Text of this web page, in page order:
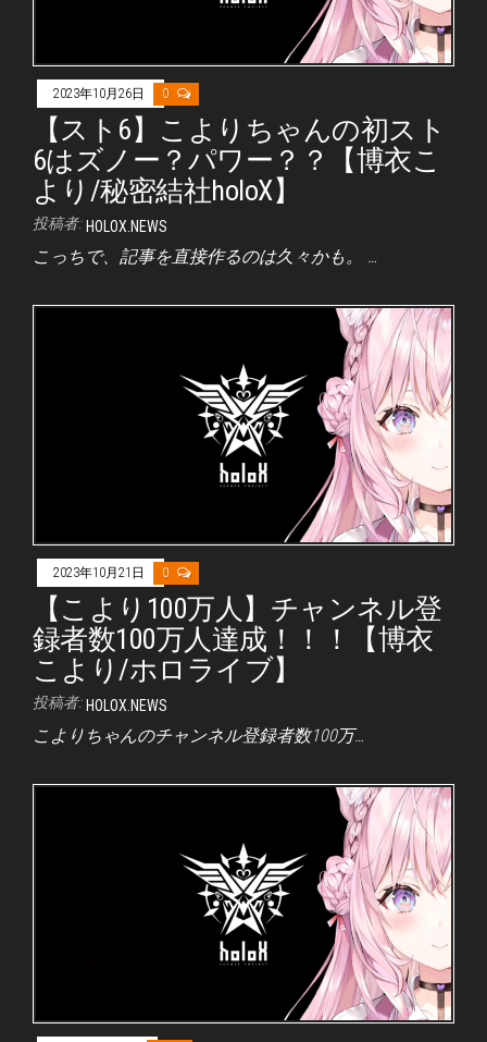
2023年10月26日 0
【スト6】こよりちゃんの初スト
6はズノー？パワー？？【博衣こ
より/秘密結社holoX】
投稿者: HOLOX.NEWS
こっちで、記事を直接作るのは久々かも。 …
2023年10月21日 0
【こより100万人】チャンネル登
録者数100万人達成！！！【博衣
こより/ホロライブ】
投稿者: HOLOX.NEWS
こよりちゃんのチャンネル登録者数100万…